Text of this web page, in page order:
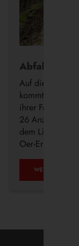
Abfahrt in
Auf die Minute
kommt: Die
ihrer
26 Anzeigern
dem Linienweg
Oer-
WEITERLESEN …